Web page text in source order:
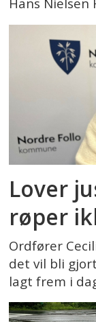
Hans Nielsen
Lover
røper
Ordfører
det vil bli
lagt frem i